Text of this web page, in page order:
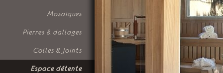
Mosaïques
Pierres & dallages
Colles & Joints
Espace détente